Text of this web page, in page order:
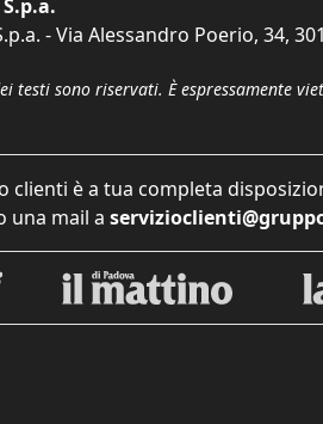
- Via Alessandro Poerio, 34,
testi sono riservati. È espressamente
clienti è a tua completa
una mail a